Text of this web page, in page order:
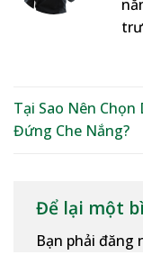
Tại Sao Nên Chọn
Đứng Che Nắng?
Để lại một
Bạn phải đăng